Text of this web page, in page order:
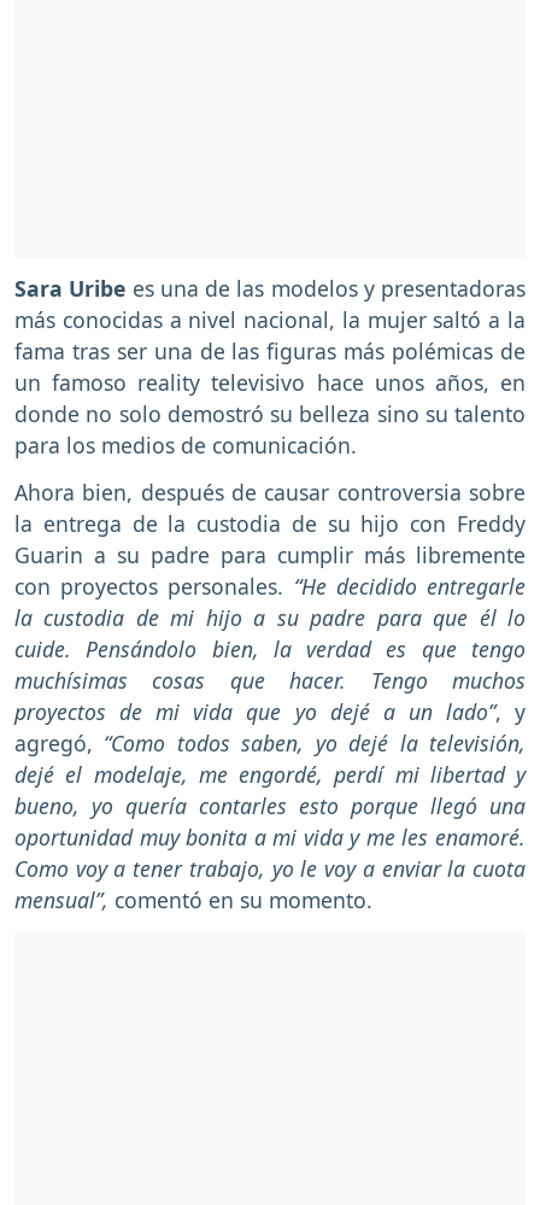
Sara Uribe es una de las modelos y presentadoras
más conocidas a nivel nacional, la mujer saltó a la
fama tras ser una de las figuras más polémicas de
un famoso reality televisivo hace unos años, en
donde no solo demostró su belleza sino su talento
para los medios de comunicación.
Ahora bien, después de causar controversia sobre
la entrega de la custodia de su hijo con Freddy
Guarin a su padre para cumplir más libremente
con proyectos personales. “He decidido entregarle
la custodia de mi hijo a su padre para que él lo
cuide. Pensándolo bien, la verdad es que tengo
muchísimas cosas que hacer. Tengo muchos
proyectos de mi vida que yo dejé a un lado”, y
agregó, “Como todos saben, yo dejé la televisión,
dejé el modelaje, me engordé, perdí mi libertad y
bueno, yo quería contarles esto porque llegó una
oportunidad muy bonita a mi vida y me les enamoré.
Como voy a tener trabajo, yo le voy a enviar la cuota
mensual”, comentó en su momento.